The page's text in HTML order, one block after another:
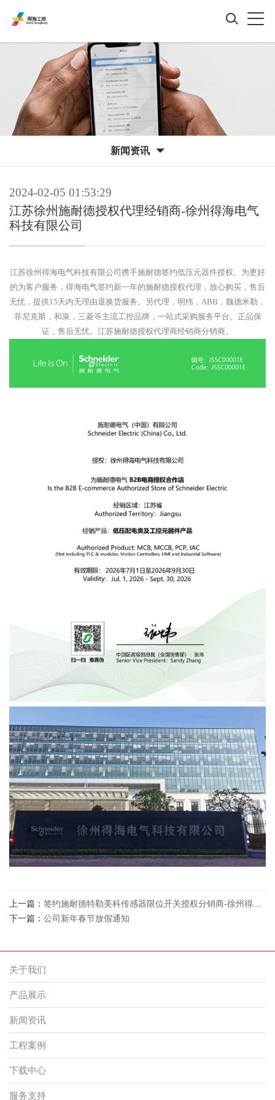
新闻资讯
2024-02-05 01:53:29
江苏徐州施耐德授权代理经销商-徐州得海电气
科技有限公司
江苏徐州得海电气科技有限公司携手施耐德签约低压元器件授权。为更好
的为客户服务，得海电气签约新一年的施耐德授权代理，放心购买，售后
无忧，提供15天内无理由退换货服务。另代理，明纬，ABB，魏德米勒，
菲尼克斯，和泉，三菱等主流工控品牌，一站式采购服务平台。正品保
证，售后无忧。江苏施耐德授权代理商经销商分销商。
上一篇： 签约施耐德特勒美科传感器限位开关授权分销商-徐州得海电气科技有限公司
下一篇： 公司新年春节放假通知
关于我们
产品展示
新闻资讯
工程案例
下载中心
服务支持